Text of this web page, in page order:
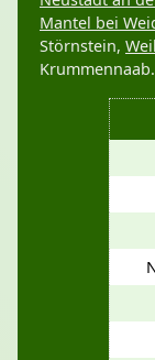
Mantel bei
Störnstein,
Krummennaab.